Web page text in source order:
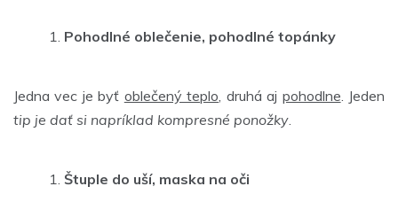
Pohodlné oblečenie, pohodlné topánky
Jedna vec je byť oblečený teplo , druhá aj pohodlne . Jeden
tip je dať si napríklad kompresné ponožky
Štuple do uší, maska na oči